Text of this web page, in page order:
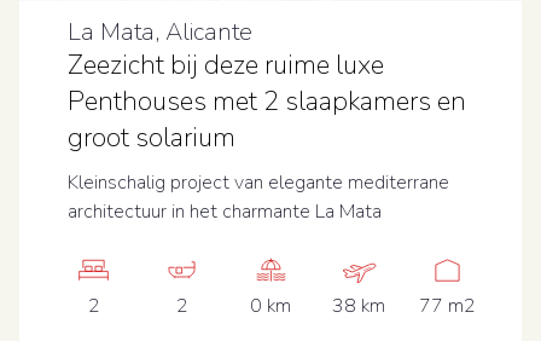
La Mata, Alicante
Zeezicht bij deze ruime luxe
Penthouses met 2 slaapkamers en
groot solarium
Kleinschalig project van elegante mediterrane
architectuur in het charmante La Mata
2 2 0 km 38 km 77 m2